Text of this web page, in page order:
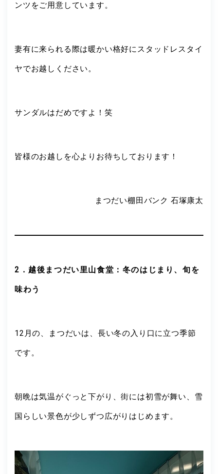
ンツをご用意しています。
妻有に来られる際は暖かい格好にスタッドレスタイ
ヤでお越しください。
サンダルはだめですよ！笑
皆様のお越しを心よりお待ちしております！
まつだい棚田バンク 石塚康太
2．越後まつだい里山食堂：冬のはじまり、旬を
味わう
12月の、まつだいは、長い冬の入り口に立つ季節
です。
朝晩は気温がぐっと下がり、街には初雪が舞い、雪
国らしい景色が少しずつ広がりはじめます。